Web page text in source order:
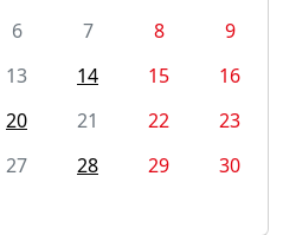
6 7 8
9
13 14 15
16
20 21 22
23
27 28 29
30